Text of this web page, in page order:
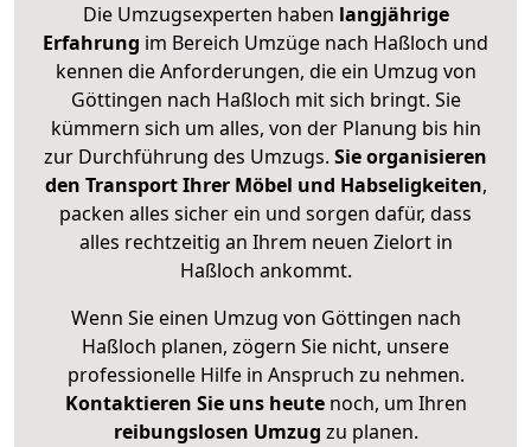
Die Umzugsexperten haben langjährige
Erfahrung im Bereich Umzüge nach Haßloch und
kennen die Anforderungen, die ein Umzug von
Göttingen nach Haßloch mit sich bringt. Sie
kümmern sich um alles, von der Planung bis hin
zur Durchführung des Umzugs. Sie organisieren
den Transport Ihrer Möbel und Habseligkeiten,
packen alles sicher ein und sorgen dafür, dass
alles rechtzeitig an Ihrem neuen Zielort in
Haßloch ankommt.
Wenn Sie einen Umzug von Göttingen nach
Haßloch planen, zögern Sie nicht, unsere
professionelle Hilfe in Anspruch zu nehmen.
Kontaktieren Sie uns heutenoch, um Ihren
reibungslosen Umzug zu planen.